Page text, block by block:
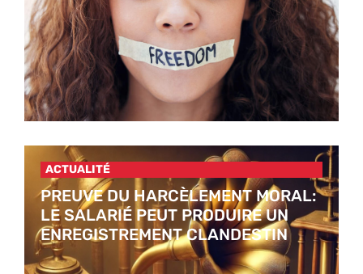
ACTUALITÉ
PREUVE DU HARCÈLEMENT MORAL:
LE SALARIÉ PEUT PRODUIRE UN
ENREGISTREMENT CLANDESTIN